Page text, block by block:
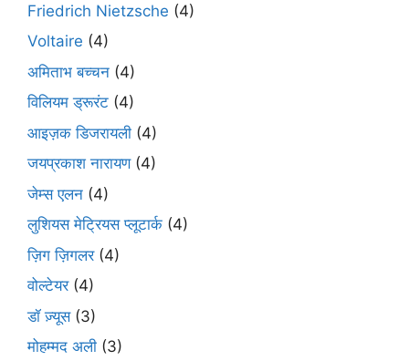
Friedrich Nietzsche (4)
Voltaire (4)
अमिताभ बच्चन (4)
विलियम ड्रूरंट (4)
आइज़क डिजरायली (4)
जयप्रकाश नारायण(4)
जेम्स एलन (4)
लुशियस मेट्रियस प्लूटार्क (4)
ज़िग ज़िगलर(4)
वोल्टेयर(4)
डॉ ज़्यूस(3)
मोहम्मद अली (3)